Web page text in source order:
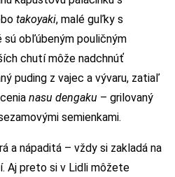
takoyaki, malé guľky s
obľúbeným pouličným
chutí môže nadchnúť
puding z vajec a vývaru, zatiaľ
nasu dengaku – grilovaný
semienkami.
a nápaditá – vždy si zakladá na
Aj preto si v Lidli môžete